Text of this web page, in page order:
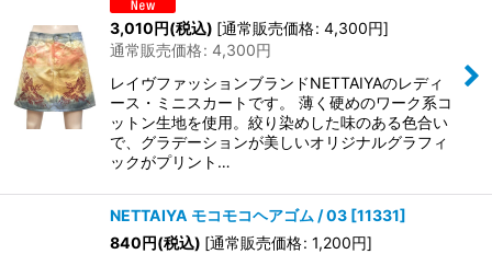
3,010円(税込) [通常販売価格: 4,300円]
通常販売価格: 4,300円
レイヴファッションブランドNETTAIYAのレディ
ース・ミニスカートです。 薄く硬めのワーク系コ
ットン生地を使用。絞り染めした味のある色合い
で、グラデーションが美しいオリジナルグラフィ
ックがプリント…
NETTAIYA モコモコヘアゴム / 03 [11331]
840円(税込) [通常販売価格: 1,200円]